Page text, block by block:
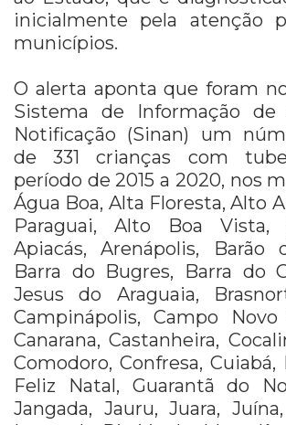
inicialmente pela atenção
municípios.
O alerta aponta que foram
Sistema de Informação de
Notificação (Sinan) um
de 331 crianças com
período de 2015 a 2020, nos
Água Boa, Alta Floresta, Alto
Paraguai, Alto Boa Vista,
Apiacás, Arenápolis, Barão
Barra do Bugres, Barra do
Jesus do Araguaia,
Campinápolis, Campo
Canarana, Castanheira,
Comodoro, Confresa,
Feliz Natal, Guarantã do
Jangada, Jauru, Juara,